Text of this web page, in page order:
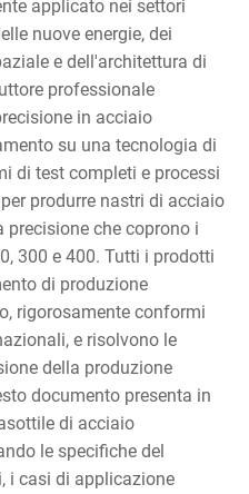
applicato nei settori
nuove energie, dei
e dell'architettura di
professionale
in acciaio
su una tecnologia di
di test completi e processi
produrre nastri di acciaio
che coprono i
300 e 400. Tutti i prodotti
di produzione
rigorosamente conformi
e risolvono le
della produzione
documento presenta in
di acciaio
le specifiche del
i casi di applicazione